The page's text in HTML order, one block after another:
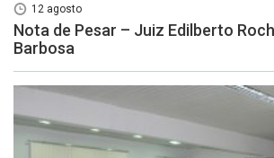
12 agosto
Nota de Pesar – Juiz Edilberto
Barbosa